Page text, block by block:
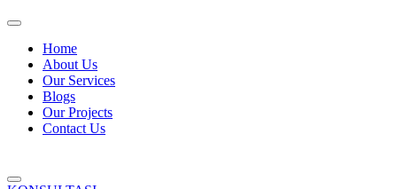
Home
About Us
Our Services
Blogs
Our Projects
Contact Us